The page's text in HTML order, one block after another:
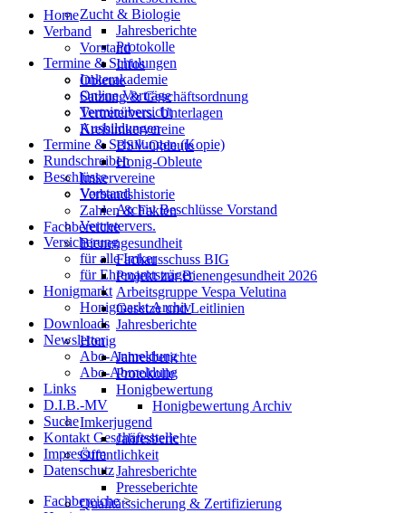
Zucht & Biologie
Jahresberichte
Protokolle
Termine & Schulungen
Imkerakademie
Online Vorträge
Terminübersicht
Ausbildungen
Termine & Schulungen (Kopie)
Rundschreiben
Beschlüsse
Vorstand
Archiv Beschlüsse Vorstand
Vertretervers.
Versicherung
für alle Imker
für Ehrenamtsträger
Honigmarkt
Honigmarkt Archiv
Downloads
Newsletter
Abo-Anmeldung
Abo-Abmeldung
Links
D.I.B.-MV
Suche
Kontakt Geschäftsstelle
Impressum
Datenschutz
Fachbereiche >
Home
Verband
Vorstand
Infos
Obleute
Satzung & Geschäftsordnung
Vertretervers. Unterlagen
Kreisimkervereine
BSV-Obleute
Honig-Obleute
Imkervereine
Verbandshistorie
Zahlen & Fakten
Fachbereiche
Bienengesundheit
Fachausschuss BIG
Projekt zur Bienengesundheit 2026
Arbeitsgruppe Vespa Velutina
Gesetze und Leitlinien
Jahresberichte
Honig
Jahresberichte
Protokolle
Honigbewertung
Honigbewertung Archiv
Imkerjugend
Jahresberichte
Öffentlichkeit
Jahresberichte
Presseberichte
Qualitätssicherung & Zertifizierung